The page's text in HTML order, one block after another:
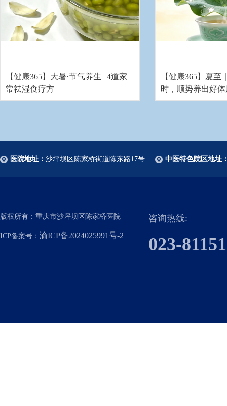
【健康365】大暑·节气养生 | 4道家
常祛湿食疗方
【健康365】夏至
时，顺势养出好体
医院地址： 沙坪坝区陈家桥街道陈东路17号 中医特色院区地址
版权所有：重庆市沙坪坝区陈家桥医院
ICP备案号： 渝ICP备2024025991号-2
咨询热线:
023-